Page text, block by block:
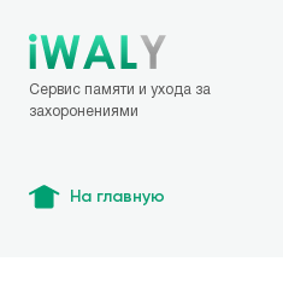
Сервис памяти и ухода за
захоронениями
На главную